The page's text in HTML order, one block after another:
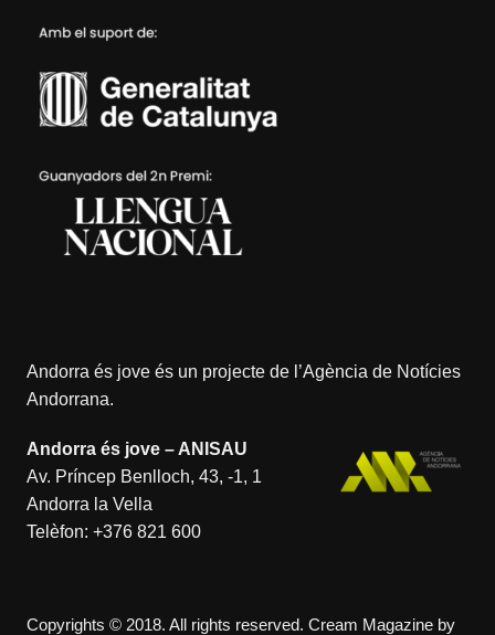
Andorra és jove és un projecte de l’Agència de Notícies
Andorrana.
Andorra és jove – ANISAU
Av. Príncep Benlloch, 43, -1, 1
Andorra la Vella
Telèfon: +376 821 600
Copyrights © 2018. All rights reserved. Cream Magazine by